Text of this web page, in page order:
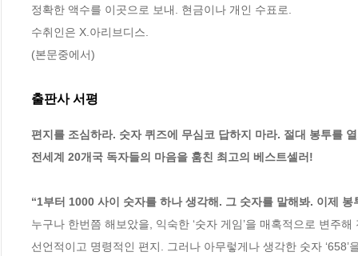
정확한 액수를 이곳으로 보내. 현금이나 개인 수표로.
수취인은 X.아리브디스.
(본문중에서)
출판사 서평
편지를 조심하라. 숫자 퀴즈에 무심코 답하지 마라. 절대 봉투를
전세계 20개국 독자들의 마음을 훔친 최고의 베스트셀러!
“1부터 1000 사이 숫자를 하나 생각해. 그 숫자를 말해봐. 이제
누구나 한번쯤 해보았을, 익숙한 ‘숫자 게임’을 매혹적으로 변주
선언적이고 명령적인 편지. 그러나 아무렇게나 생각한 숫자